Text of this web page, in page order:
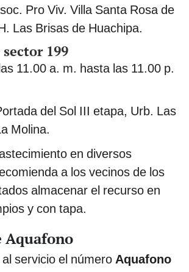
Pro Viv. Villa Santa Rosa de
Las Brisas de Huachipa.
199
11.00 a. m. hasta las 11.00 p.
del Sol III etapa, Urb. Las
Molina.
en diversos
a los vecinos de los
almacenar el recurso en
y con tapa.
Aquafono
servicio el número Aquafono